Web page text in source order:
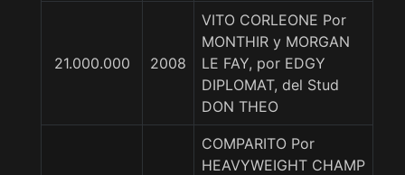
21.000.000 2008
VITO CORLEONE Por
MONTHIR y MORGAN
LE FAY, por EDGY
DIPLOMAT, del Stud
DON THEO
COMPARITO Por
HEAVYWEIGHT CHAMP